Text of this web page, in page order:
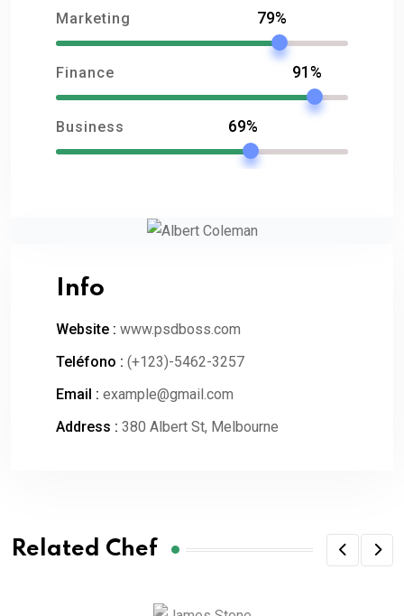
Marketing 79%
Finance 91%
Business 69%
Info
Website : www.psdboss.com
Teléfono : (+123)-5462-3257
Email : example@gmail.com
Address : 380 Albert St, Melbourne
Related Chef